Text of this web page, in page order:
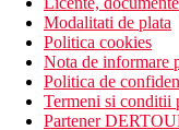
Modalitati de plata
Politica cookies
Nota de informare
Politica de
Termeni si conditii
Partener